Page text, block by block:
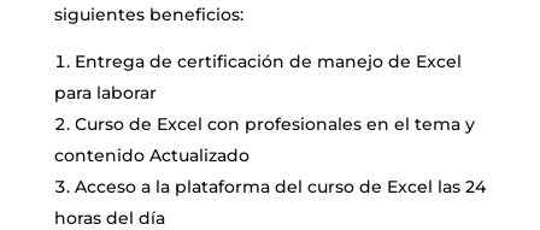
siguientes beneficios:
Entrega de certificación de manejo de Excel
para laborar
Curso de Excel con profesionales en el tema y
contenido Actualizado
Acceso a la plataforma del curso de Excel las 24
horas del día